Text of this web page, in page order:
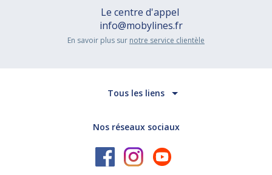
Le centre d'appel
info@mobylines.fr
En savoir plus sur notre service clientèle
Tous les liens
Nos réseaux sociaux